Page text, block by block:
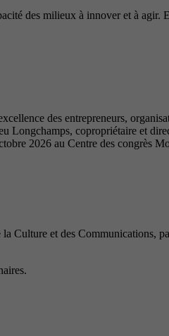
des milieux à innover et à agir.
des entrepreneurs,
Longchamps, copropriétaire et
2026 au Centre des congrès
et des Communications,